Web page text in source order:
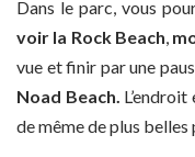
Dans le parc, vous
voir la Rock Beach,
vue et finir par une
Noad Beach.
de même de plus